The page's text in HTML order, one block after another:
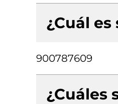
¿Cuál es
900787609
¿Cuáles